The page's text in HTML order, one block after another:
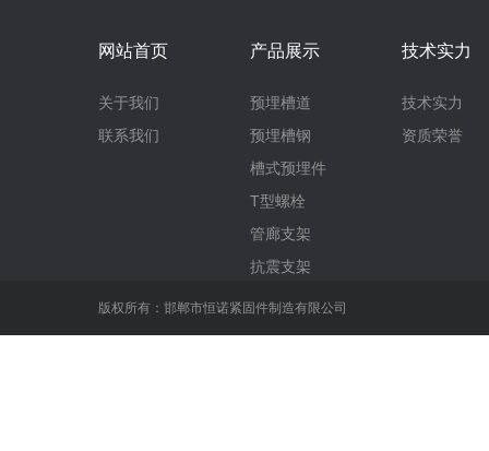
网站首页
关于我们
联系我们
产品展示
预埋槽道
预埋槽钢
槽式预埋件
T型螺栓
管廊支架
抗震支架
技术实力
技术实力
资质荣誉
版权所有：邯郸市恒诺紧固件制造有限公司